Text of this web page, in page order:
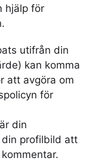
hjälp för
utifrån din
kan komma
att avgöra om
för
din
din profilbild att